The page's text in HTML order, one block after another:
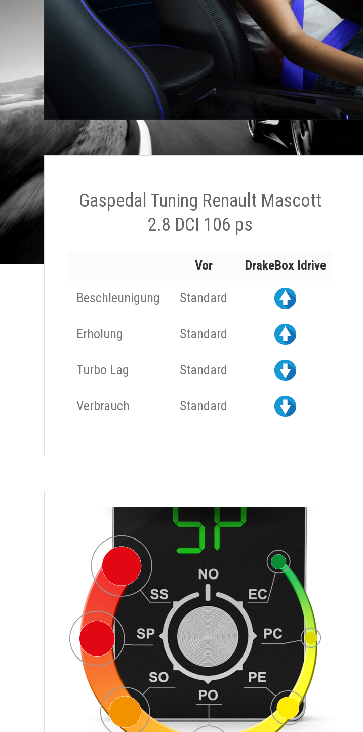
Gaspedal Tuning Renault Mascott
2.8 DCI 106 ps
Vor DrakeBox Idrive
Beschleunigung Standard
Erholung Standard
Turbo Lag Standard
Verbrauch Standard